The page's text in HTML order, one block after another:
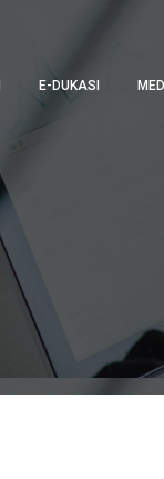
E-DUKASI